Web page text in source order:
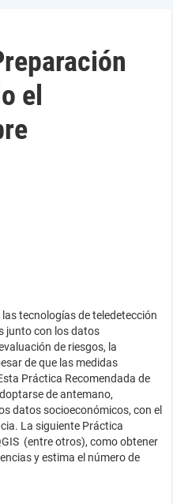
el
tecnologías de teledetección
junto con los datos
de riesgos, la
de que las medidas
Práctica Recomendada de
de antemano,
datos socioeconómicos, con el
La siguiente Práctica
(entre otros), como obtener
y estima el número de